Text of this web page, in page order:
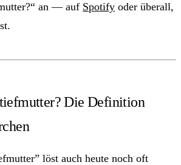
an — auf Spotify oder überall,
Die Definition
löst auch heute noch oft